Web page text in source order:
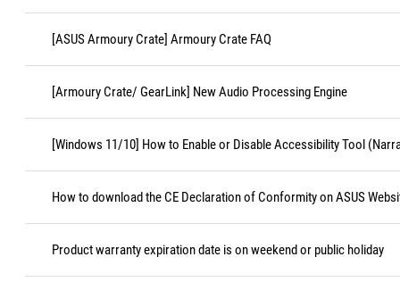
[ASUS Armoury Crate] Armoury Crate FAQ
[Armoury Crate/ GearLink] New Audio Processing Engine
[Windows 11/10] How to Enable or Disable Accessibility Tool
How to download the CE Declaration of Conformity on ASUS
Product warranty expiration date is on weekend or public holiday